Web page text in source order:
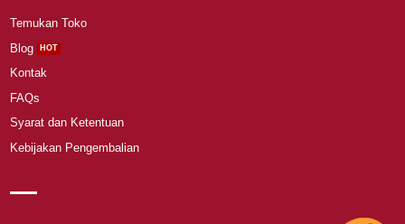
Temukan Toko
Blog
Kontak
FAQs
Syarat dan Ketentuan
Kebijakan Pengembalian